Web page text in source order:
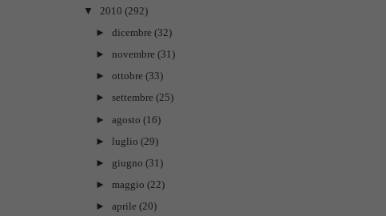
▼
2010 (292)
► dicembre (32)
► novembre (31)
► ottobre (33)
► settembre (25)
► agosto (16)
► luglio (29)
► giugno (31)
► maggio (22)
► aprile (20)